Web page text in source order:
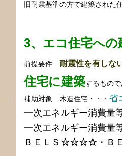
旧耐震基準の方で建築された
3、エコ住宅への
前提要件 耐震性を有しな
住宅に建築するもの
補助対象 木造住宅・・・ 省
一次エネルギー消費量
一次エネルギー消費量
ＢＥＬＳ ☆☆☆☆・Ｂ